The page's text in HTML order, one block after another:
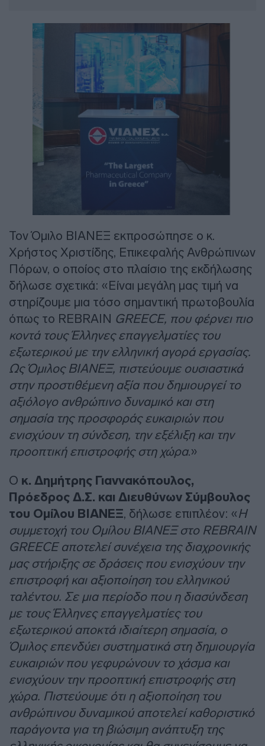
Τον Όμιλο ΒΙΑΝΕΞ εκπροσώπησε ο κ.
Χρήστος Χριστίδης, Επικεφαλής Ανθρώπινων
Πόρων, ο οποίος στο πλαίσιο της εκδήλωσης
δήλωσε σχετικά: «Είναι μεγάλη μας τιμή να
στηρίζουμε μια τόσο σημαντική πρωτοβουλία
όπως το REBRAIN GREECE, που φέρνει πιο
κοντά τους Έλληνες επαγγελματίες του
εξωτερικού με την ελληνική αγορά εργασίας.
Ως Όμιλος ΒΙΑΝΕΞ, πιστεύουμε ουσιαστικά
στην προστιθέμενη αξία που δημιουργεί το
αξιόλογο ανθρώπινο δυναμικό και στη
σημασία της προσφοράς ευκαιριών που
ενισχύουν τη σύνδεση, την εξέλιξη και την
προοπτική επιστροφής στη χώρα.»
Ο κ. Δημήτρης Γιαννακόπουλος,
Πρόεδρος Δ.Σ. και Διευθύνων Σύμβουλος
του Ομίλου ΒΙΑΝΕΞ, δήλωσε επιπλέον: «Η
συμμετοχή του Ομίλου ΒΙΑΝΕΞ στο REBRAIN
GREECE αποτελεί συνέχεια της διαχρονικής
μας στήριξης σε δράσεις που ενισχύουν την
επιστροφή και αξιοποίηση του ελληνικού
ταλέντου. Σε μια περίοδο που η διασύνδεση
με τους Έλληνες επαγγελματίες του
εξωτερικού αποκτά ιδιαίτερη σημασία, ο
Όμιλος επενδύει συστηματικά στη δημιουργία
ευκαιριών που γεφυρώνουν το χάσμα και
ενισχύουν την προοπτική επιστροφής στη
χώρα. Πιστεύουμε ότι η αξιοποίηση του
ανθρώπινου δυναμικού αποτελεί καθοριστικό
παράγοντα για τη βιώσιμη ανάπτυξη της